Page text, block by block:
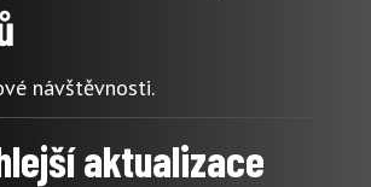
návštěvnosti.
aktualizace